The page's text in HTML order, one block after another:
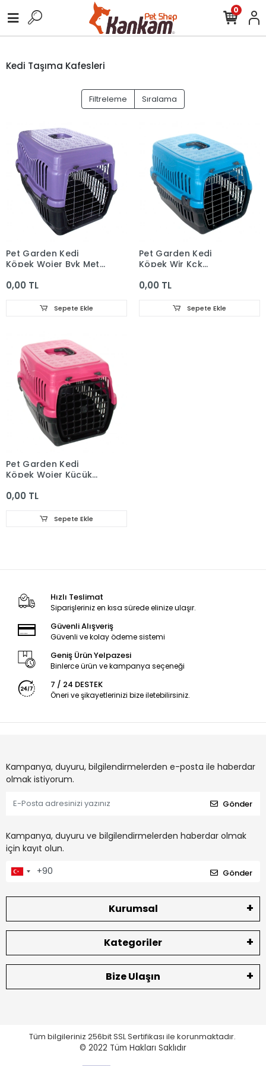
0
Kedi Taşıma Kafesleri
Filtreleme Sıralama
Pet Garden Kedi
Köpek Wojer Byk Metal
0,00 TL
Sepete Ekle
Pet Garden Kedi
Köpek Wjr Kçk
0,00 TL
Sepete Ekle
Pet Garden Kedi
Köpek Wojer Küçük
0,00 TL
Sepete Ekle
Hızlı Teslimat
Siparişleriniz en kısa sürede elinize ulaşır.
Güvenli Alışveriş
Güvenli ve kolay ödeme sistemi
Geniş Ürün Yelpazesi
Binlerce ürün ve kampanya seçeneği
7 / 24 DESTEK
Öneri ve şikayetlerinizi bize iletebilirsiniz.
Kampanya, duyuru, bilgilendirmelerden e-posta ile haberdar
olmak istiyorum.
Gönder
Kampanya, duyuru ve bilgilendirmelerden haberdar olmak
için kayıt olun.
Gönder
Kurumsal
Kategoriler
Bize Ulaşın
Tüm bilgileriniz 256bit SSL Sertifikası ile korunmaktadır.
© 2022 Tüm Hakları Saklıdır